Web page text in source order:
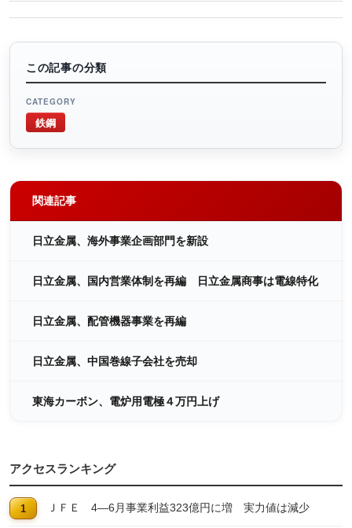
この記事の分類
CATEGORY
鉄鋼
関連記事
日立金属、海外事業企画部門を新設
日立金属、国内営業体制を再編 日立金属商事は電線特化
日立金属、配管機器事業を再編
日立金属、中国巻線子会社を売却
東海カーボン、電炉用電極４万円上げ
アクセスランキング
ＪＦＥ 4―6月事業利益323億円に増 実力値は減少